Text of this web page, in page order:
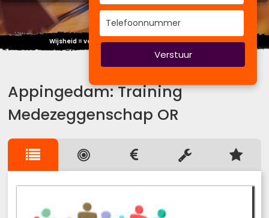
Wijsheid = verschil kennen tussen wijsheid en kennis.
Appingedam: Training
Medezeggenschap OR
Verstuur